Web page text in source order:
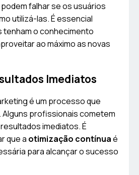
falhar se os usuários
utilizá-las. É essencial
tenham o conhecimento
ao máximo as novas
Imediatos
é um processo que
Alguns profissionais cometem
imediatos. É
que a otimização contínuaé
para alcançar o sucesso